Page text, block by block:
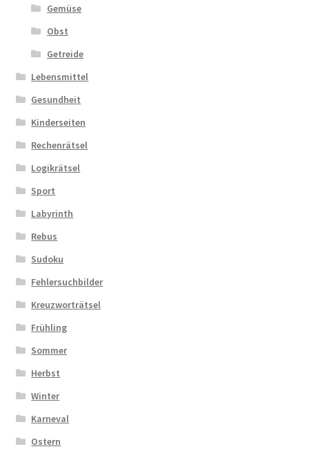
Gemüse
Obst
Getreide
Lebensmittel
Gesundheit
Kinderseiten
Rechenrätsel
Logikrätsel
Sport
Labyrinth
Rebus
Sudoku
Fehlersuchbilder
Kreuzworträtsel
Frühling
Sommer
Herbst
Winter
Karneval
Ostern